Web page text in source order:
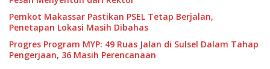
Pemkot Makassar Pastikan PSEL Tetap Berjalan,
Penetapan Lokasi Masih Dibahas
Progres Program MYP: 49 Ruas Jalan di Sulsel Dalam Tahap
Pengerjaan, 36 Masih Perencanaan